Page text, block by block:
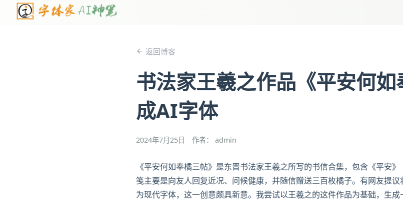
返回博客
书法家王羲之作品《平安何
成AI字体
2024年7月25日 作者： admin
《平安何如奉橘三帖》是东晋书法家王羲之所写的书信合集，包含《平安
笺主要是向友人回复近况、问候健康，并随信赠送三百枚橘子。有网友提
为现代字体，这一创意颇具新意。我尝试以王羲之的这件作品为基础，生成